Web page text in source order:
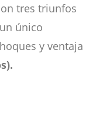
tres triunfos
único
y ventaja